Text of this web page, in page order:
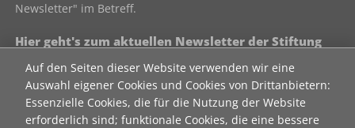
Auf den Seiten dieser Website verwenden wir eine
Auswahl eigener Cookies und Cookies von Drittanbietern:
Essenzielle Cookies, die für die Nutzung der Website
erforderlich sind; funktionale Cookies, die eine bessere
Newsletter" im Betreff.
Hier geht's zum aktuellen Newsletter der Stiftung
als html
als pdf